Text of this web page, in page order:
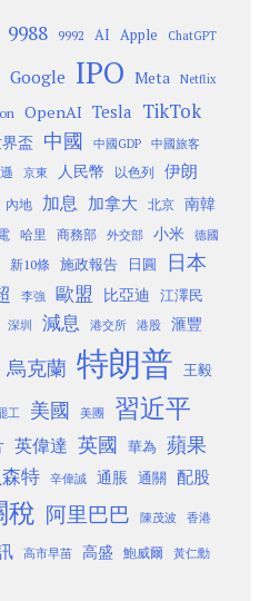
9988 9992 AI Apple ChatGPT
Google IPO Meta Netflix
OpenAI Tesla TikTok
盃 中國 中國GDP 中國旅客
京東 人民幣 以色列 伊朗
內地 加息 加拿大 北京
南韓
哈里 商務部 外交部 小米 德國
新10條 施政報告 日圓 日本
李強 歐盟 比亞迪 江澤民
深圳 減息 港交所 港股 滙豐
烏克蘭 特朗普 王毅
工 美國 美團 習近平
英偉達 英國 華為 蘋果
特 辛偉誠 通脹 通關 配股
稅 阿里巴巴 陳茂波 香港
高市早苗 高盛 鮑威爾 黃仁勳